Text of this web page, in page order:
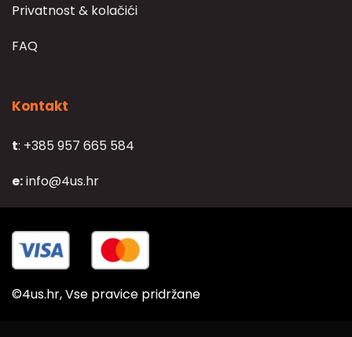
Privatnost & kolačići
FAQ
Kontakt
t: +385 957 665 584
e:info@4us.hr
©4us.hr, Vse pravice pridržane